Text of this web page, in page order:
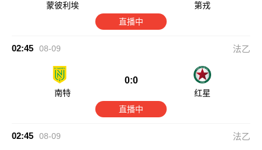
蒙彼利埃
第戎
直播中
02:45 08-09 法乙
南特
0:0
红星
直播中
02:45 08-09 法乙